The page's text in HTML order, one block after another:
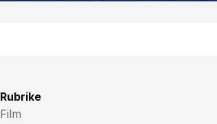
Rubrike
Film